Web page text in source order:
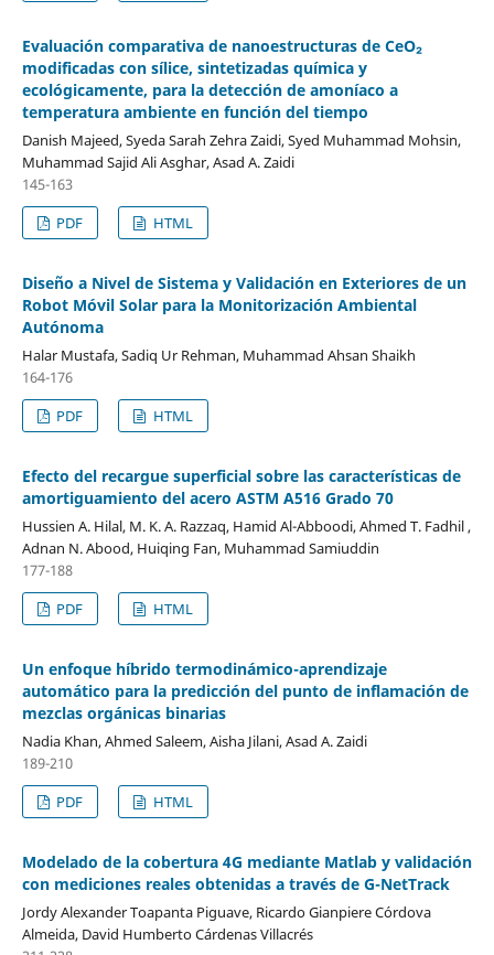
Evaluación comparativa de nanoestructuras de CeO₂
modificadas con sílice, sintetizadas química y
ecológicamente, para la detección de amoníaco a
temperatura ambiente en función del tiempo
Danish Majeed, Syeda Sarah Zehra Zaidi, Syed Muhammad Mohsin,
Muhammad Sajid Ali Asghar, Asad A. Zaidi
145-163
PDF
HTML
Diseño a Nivel de Sistema y Validación en Exteriores de un
Robot Móvil Solar para la Monitorización Ambiental
Autónoma
Halar Mustafa, Sadiq Ur Rehman, Muhammad Ahsan Shaikh
164-176
PDF
HTML
Efecto del recargue superficial sobre las características de
amortiguamiento del acero ASTM A516 Grado 70
Hussien A. Hilal, M. K. A. Razzaq, Hamid Al-Abboodi, Ahmed T. Fadhil ,
Adnan N. Abood, Huiqing Fan, Muhammad Samiuddin
177-188
PDF
HTML
Un enfoque híbrido termodinámico-aprendizaje
automático para la predicción del punto de inflamación de
mezclas orgánicas binarias
Nadia Khan, Ahmed Saleem, Aisha Jilani, Asad A. Zaidi
189-210
PDF
HTML
Modelado de la cobertura 4G mediante Matlab y validación
con mediciones reales obtenidas a través de G-NetTrack
Jordy Alexander Toapanta Piguave, Ricardo Gianpiere Córdova
Almeida, David Humberto Cárdenas Villacrés